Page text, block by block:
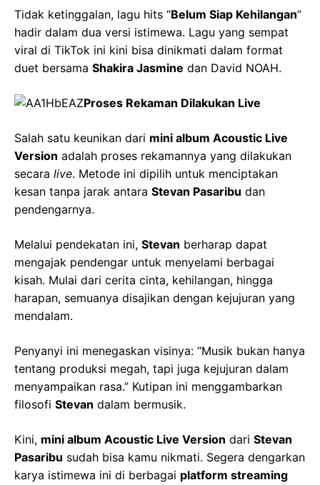
Tidak ketinggalan, lagu hits “Belum Siap Kehilangan”
hadir dalam dua versi istimewa. Lagu yang sempat
viral di TikTok ini kini bisa dinikmati dalam format
duet bersama Shakira Jasmine dan David NOAH.
Proses Rekaman Dilakukan Live
Salah satu keunikan dari mini album Acoustic Live
Version adalah proses rekamannya yang dilakukan
secara live. Metode ini dipilih untuk menciptakan
kesan tanpa jarak antara Stevan Pasaribu dan
pendengarnya.
Melalui pendekatan ini, Stevan berharap dapat
mengajak pendengar untuk menyelami berbagai
kisah. Mulai dari cerita cinta, kehilangan, hingga
harapan, semuanya disajikan dengan kejujuran yang
mendalam.
Penyanyi ini menegaskan visinya: “Musik bukan hanya
tentang produksi megah, tapi juga kejujuran dalam
menyampaikan rasa.” Kutipan ini menggambarkan
filosofi Stevan dalam bermusik.
Kini, mini album Acoustic Live Version dari Stevan
Pasaribu sudah bisa kamu nikmati. Segera dengarkan
karya istimewa ini di berbagai platform streaming